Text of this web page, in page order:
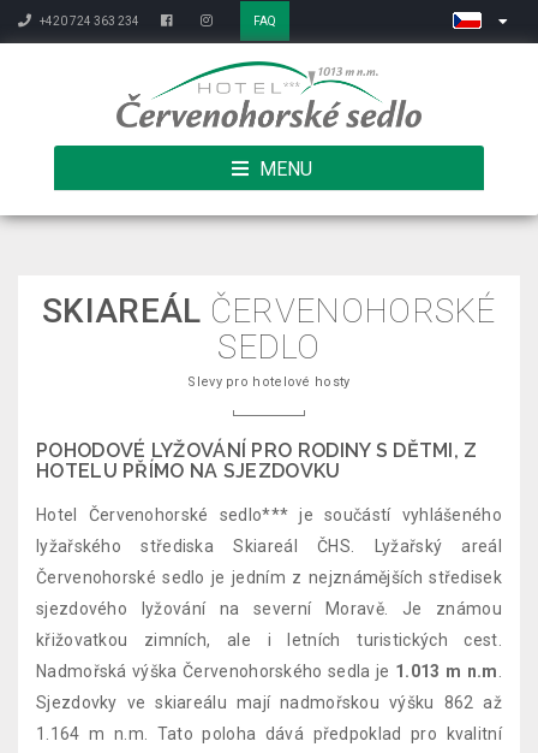
+420 724 363 234 FAQ
MENU
SKIAREÁL ČERVENOHORSKÉ
SEDLO
Slevy pro hotelové hosty
POHODOVÉ LYŽOVÁNÍ PRO RODINY S DĚTMI, Z
HOTELU PŘÍMO NA SJEZDOVKU
Hotel Červenohorské sedlo*** je součástí vyhlášeného
lyžařského střediska Skiareál ČHS. Lyžařský areál
Červenohorské sedlo je jedním z nejznámějších středisek
sjezdového lyžování na severní Moravě. Je známou
křižovatkou zimních, ale i letních turistických cest.
Nadmořská výška Červenohorského sedla je 1.013 m n.m
Sjezdovky ve skiareálu mají nadmořskou výšku 862 až
1.164 m n.m. Tato poloha dává předpoklad pro kvalitní